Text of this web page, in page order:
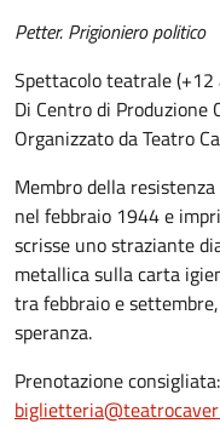
Petter. Prigioniero politico
Spettacolo teatrale (+12
Di Centro di Produzione
Organizzato da Teatro
Membro della
nel febbraio 1944 e
scrisse uno straziante
metallica sulla carta
tra febbraio e
speranza.
Prenotazione consigliata: